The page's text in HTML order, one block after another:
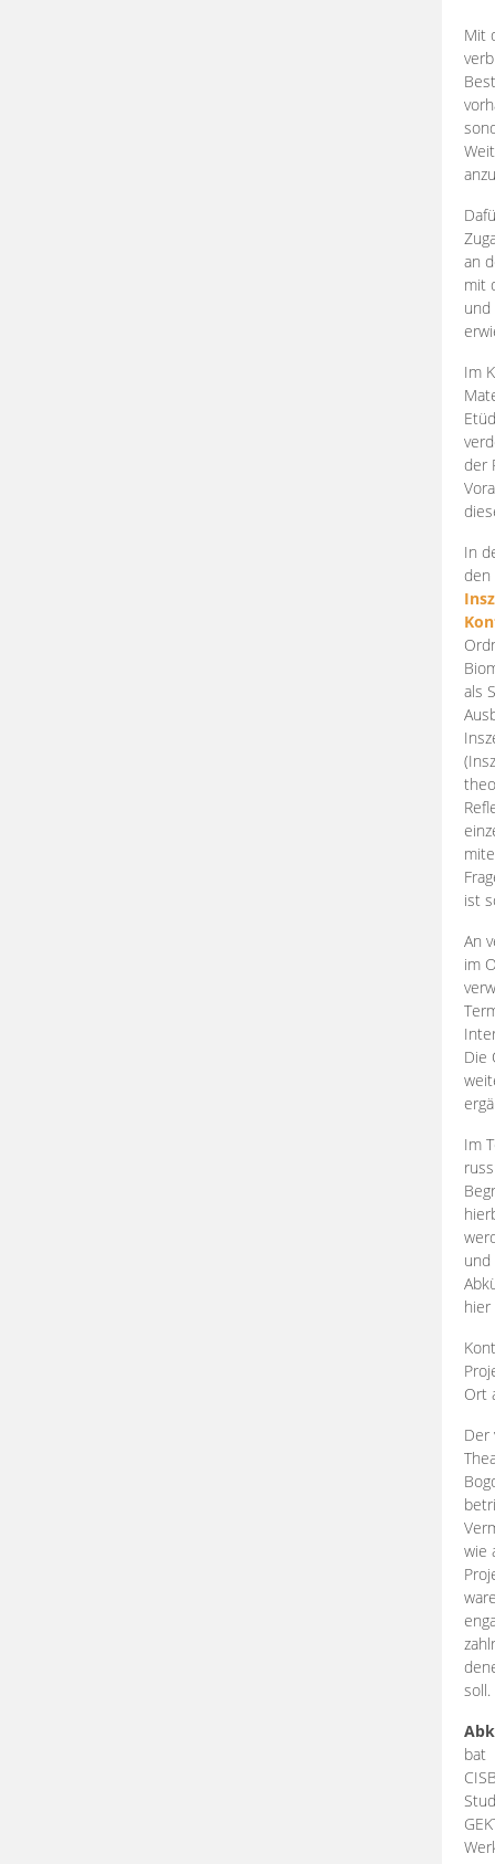
Mit
an
mit
und
Im
der
In
den
als
ist
An
im
Die
Im
und
Ort
Der
wie
zahlr
soll.
bat